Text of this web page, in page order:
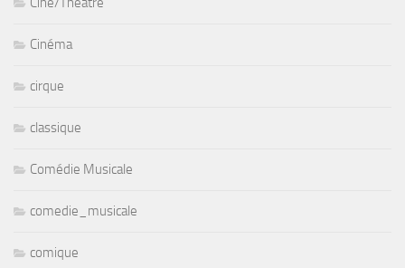
Cinéma
cirque
classique
Comédie Musicale
comedie_musicale
comique